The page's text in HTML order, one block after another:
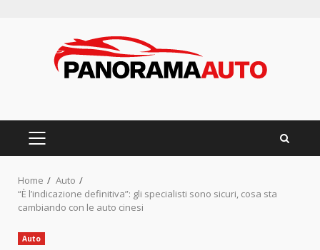
PRIMARY
Home
Auto
“È l’indicazione definitiva”: gli specialisti sono sicuri, cosa sta
cambiando con le auto cinesi
Auto